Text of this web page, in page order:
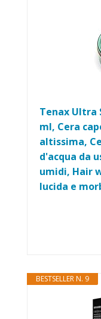
Tenax Ultra
ml, Cera
altissima,
d'acqua da
umidi, Hair
lucida e
BESTSELLER N. 9